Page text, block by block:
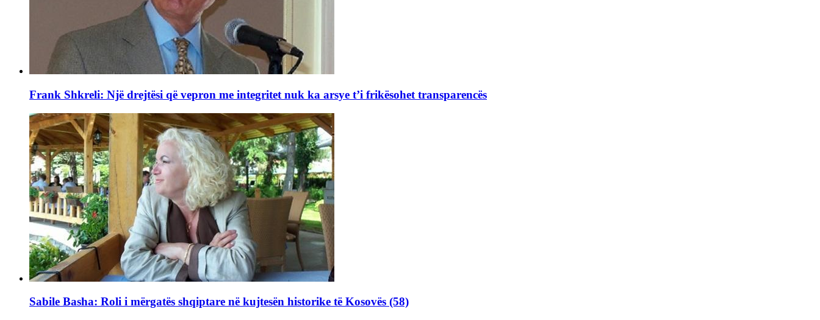
Frank Shkreli: Një drejtësi që vepron me integritet nuk ka arsye t’i frikësohet transparencës
Sabile Basha: Roli i mërgatës shqiptare në kujtesën historike të Kosovës (58)